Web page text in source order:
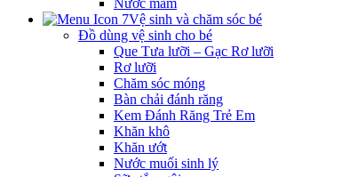
Nước mắm
Vệ sinh và chăm sóc bé
Đồ dùng vệ sinh cho bé
Que Tưa lưỡi – Gạc Rơ lưỡi
Rơ lưỡi
Chăm sóc móng
Bàn chải đánh răng
Kem Đánh Răng Trẻ Em
Khăn khô
Khăn ướt
Nước muối sinh lý